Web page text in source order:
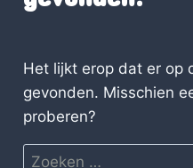
Het lijkt erop dat er op
gevonden. Misschien
proberen?
Zoeken